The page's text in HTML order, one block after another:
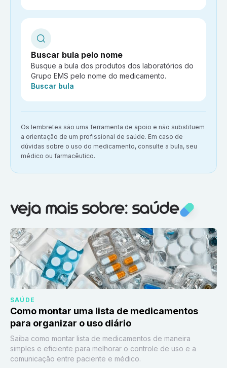
Buscar bula pelo nome
Busque a bula dos produtos dos laboratórios do
Grupo EMS pelo nome do medicamento.
Ação:
Buscar bula
Aviso importante:
Os lembretes são uma ferramenta de apoio e não substituem
a orientação de um profissional de saúde. Em caso de
dúvidas sobre o uso do medicamento, consulte a bula, seu
médico ou farmacêutico.
Veja mais sobre:Saúde
veja mais sobre: saúde
SAÚDE
Como montar uma lista de medicamentos
para organizar o uso diário
Saiba como montar lista de medicamentos de maneira
simples e eficiente para melhorar o controle de uso e a
comunicação entre paciente e médico.